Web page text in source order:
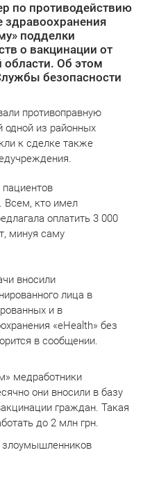
по противодействию
здравоохранения
подделки
о вакцинации от
области. Об этом
безопасности
противоправную
одной из районных
к сделке также
Всем, кто имел
оплатить 3 000
минуя саму
вносили
лица в
и в
«eHealth» без
в сообщении.
медработники
они вносили в базу
граждан. Такая
до 2 млн грн.
злоумышленников